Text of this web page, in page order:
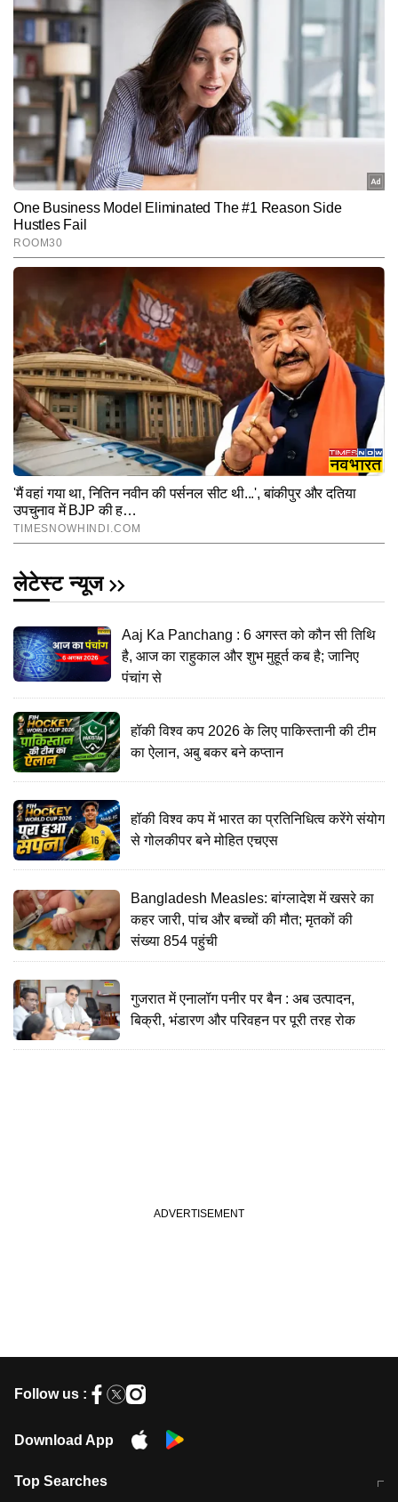
लेटेस्ट न्यूज
Aaj Ka Panchang : 6 अगस्त को कौन सी तिथि
है, आज का राहुकाल और शुभ मुहूर्त कब है; जानिए
पंचांग से
हॉकी विश्व कप 2026 के लिए पाकिस्तानी की टीम
का ऐलान, अबु बकर बने कप्तान
हॉकी विश्व कप में भारत का प्रतिनिधित्व करेंगे संयोग
से गोलकीपर बने मोहित एचएस
Bangladesh Measles: बांग्लादेश में खसरे का
कहर जारी, पांच और बच्चों की मौत; मृतकों की
संख्या 854 पहुंची
गुजरात में एनालॉग पनीर पर बैन : अब उत्पादन,
बिक्री, भंडारण और परिवहन पर पूरी तरह रोक
Follow us :
Download App
Top Searches